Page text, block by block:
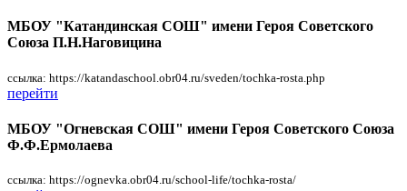
МБОУ "Катандинская СОШ" имени Героя Советского
Союза П.Н.Наговицина
ссылка: https://katandaschool.obr04.ru/sveden/tochka-rosta.php
перейти
МБОУ "Огневская СОШ" имени Героя Советского Союза
Ф.Ф.Ермолаева
ссылка: https://ognevka.obr04.ru/school-life/tochka-rosta/